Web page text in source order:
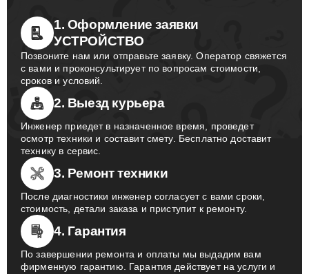
1. Оформление заявки
УСТРОЙСТВО
Позвоните нам или отправьте заявку. Оператор свяжется
с вами и проконсультирует по вопросам стоимости,
сроков и условий.
2. Выезд курьера
Инженер приедет в назначенное время, проведет
осмотр техники и составит смету. Бесплатно доставит
технику в сервис.
3. Ремонт техники
После диагностики инженер согласует с вами сроки,
стоимость, детали заказа и приступит к ремонту.
4. Гарантия
По завершении ремонта и оплаты мы выдадим вам
фирменную гарантию. Гарантия действует на услуги и